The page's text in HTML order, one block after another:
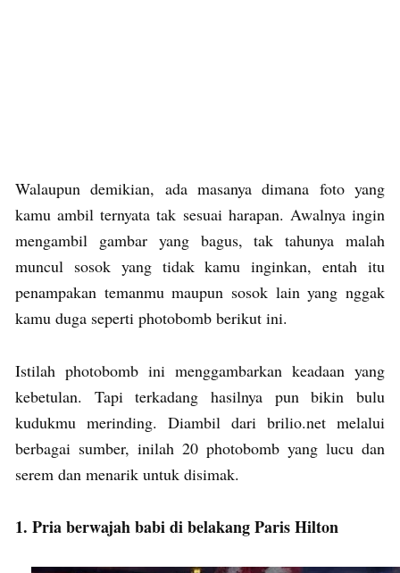
Walaupun demikian, ada masanya dimana foto yang
kamu ambil ternyata tak sesuai harapan. Awalnya ingin
mengambil gambar yang bagus, tak tahunya malah
muncul sosok yang tidak kamu inginkan, entah itu
penampakan temanmu maupun sosok lain yang nggak
kamu duga seperti photobomb berikut ini.
Istilah photobomb ini menggambarkan keadaan yang
kebetulan. Tapi terkadang hasilnya pun bikin bulu
kudukmu merinding. Diambil dari brilio.net melalui
berbagai sumber, inilah 20 photobomb yang lucu dan
serem dan menarik untuk disimak.
1. Pria berwajah babi di belakang Paris Hilton